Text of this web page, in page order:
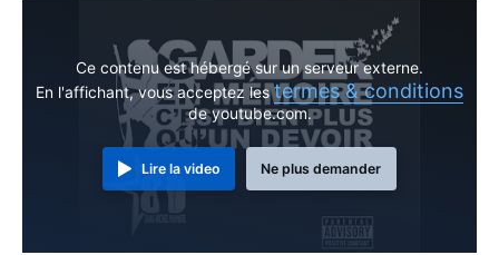
Ce contenu est hébergé sur un serveur externe.
En l'affichant, vous acceptez lestermes & conditions
de youtube.com.
Lire la video Ne plus demander